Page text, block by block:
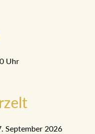
Uhr
September 2026